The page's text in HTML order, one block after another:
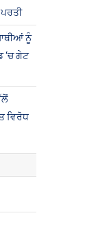
ਨੂੰ
‘ਚ ਗੇਟ
ਵਿਰੋਧ